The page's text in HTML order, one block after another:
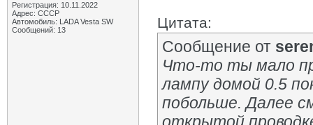
Регистрация: 10.11.2022
Адрес: СССР
Автомобиль: LADA Vesta SW
Сообщений: 13
Цитата:
Сообщение от
Что-то ты мало
лампу домой 0.5
побольше. Далее